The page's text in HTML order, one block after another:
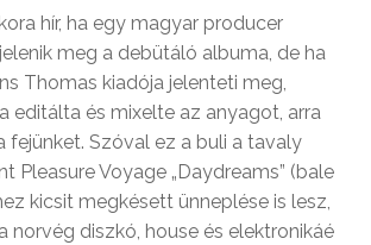
hír, ha egy magyar producer
meg a debütáló albuma, de ha
Thomas kiadója jelenteti meg,
editálta és mixelte az anyagot, arra
fejünket. Szóval ez a buli a tavaly
Pleasure Voyage „Daydreams” (bale
kicsit megkésett ünneplése is lesz,
norvég diszkó, house és elektronikáé